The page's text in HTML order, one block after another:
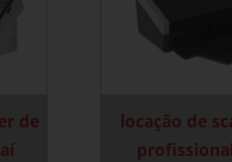
de
locação de